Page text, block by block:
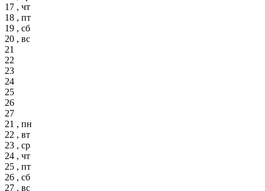
17 , чт
18 , пт
19 , сб
20 , вс
21
22
23
24
25
26
27
21 , пн
22 , вт
23 , ср
24 , чт
25 , пт
26 , сб
27 , вс